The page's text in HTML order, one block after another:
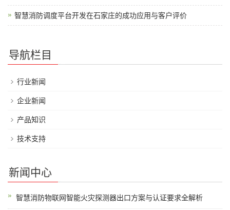
智慧消防调度平台开发在石家庄的成功应用与客户评价
导航栏目
行业新闻
企业新闻
产品知识
技术支持
新闻中心
智慧消防物联网智能火灾探测器出口方案与认证要求全解析